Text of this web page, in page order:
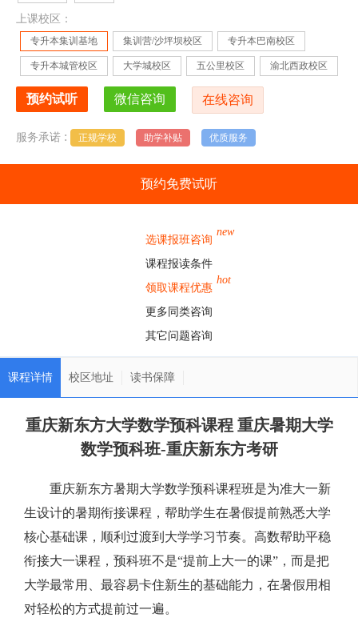
上课校区：
专升本集训基地 集训营/沙坪坝校区 专升本巴南校区
专升本城管校区 大学城校区 五公里校区 渝北西政校区
服务承诺 : 正规学校 助学补贴 优质服务
预约免费试听
选课报班咨询
new
课程报读条件
领取课程优惠
hot
更多同类咨询
其它问题咨询
课程详情 校区地址 读书保障
重庆新东方大学数学预科课程 重庆暑期大学
数学预科班-重庆新东方考研
重庆新东方暑期大学数学预科课程班是为准大一新
生设计的暑期衔接课程，帮助学生在暑假提前熟悉大学
核心基础课，顺利过渡到大学学习节奏。高数帮助平稳
衔接大一课程，预科班不是“提前上大一的课”，而是把
大学最常用、最容易卡住新生的基础能力，在暑假用相
对轻松的方式提前过一遍。